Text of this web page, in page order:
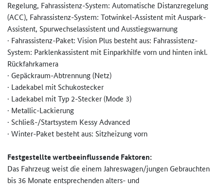
Regelung, Fahrassistenz-System: Automatische Distanzregelung
(ACC), Fahrassistenz-System: Totwinkel-Assistent mit Auspark-
Assistent, Spurwechselassistent und Ausstiegswarnung
· Fahrassistenz-Paket: Vision Plus besteht aus: Fahrassistenz-
System: Parklenkassistent mit Einparkhilfe vorn und hinten inkl.
Rückfahrkamera
· Gepäckraum-Abtrennung (Netz)
· Ladekabel mit Schukostecker
· Ladekabel mit Typ 2-Stecker (Mode 3)
· Metallic-Lackierung
· Schließ-/Startsystem Kessy Advanced
· Winter-Paket besteht aus: Sitzheizung vorn
Festgestellte wertbeeinflussende Faktoren:
Das Fahrzeug weist die einem Jahreswagen/jungen Gebrauchten
bis 36 Monate entsprechenden alters- und